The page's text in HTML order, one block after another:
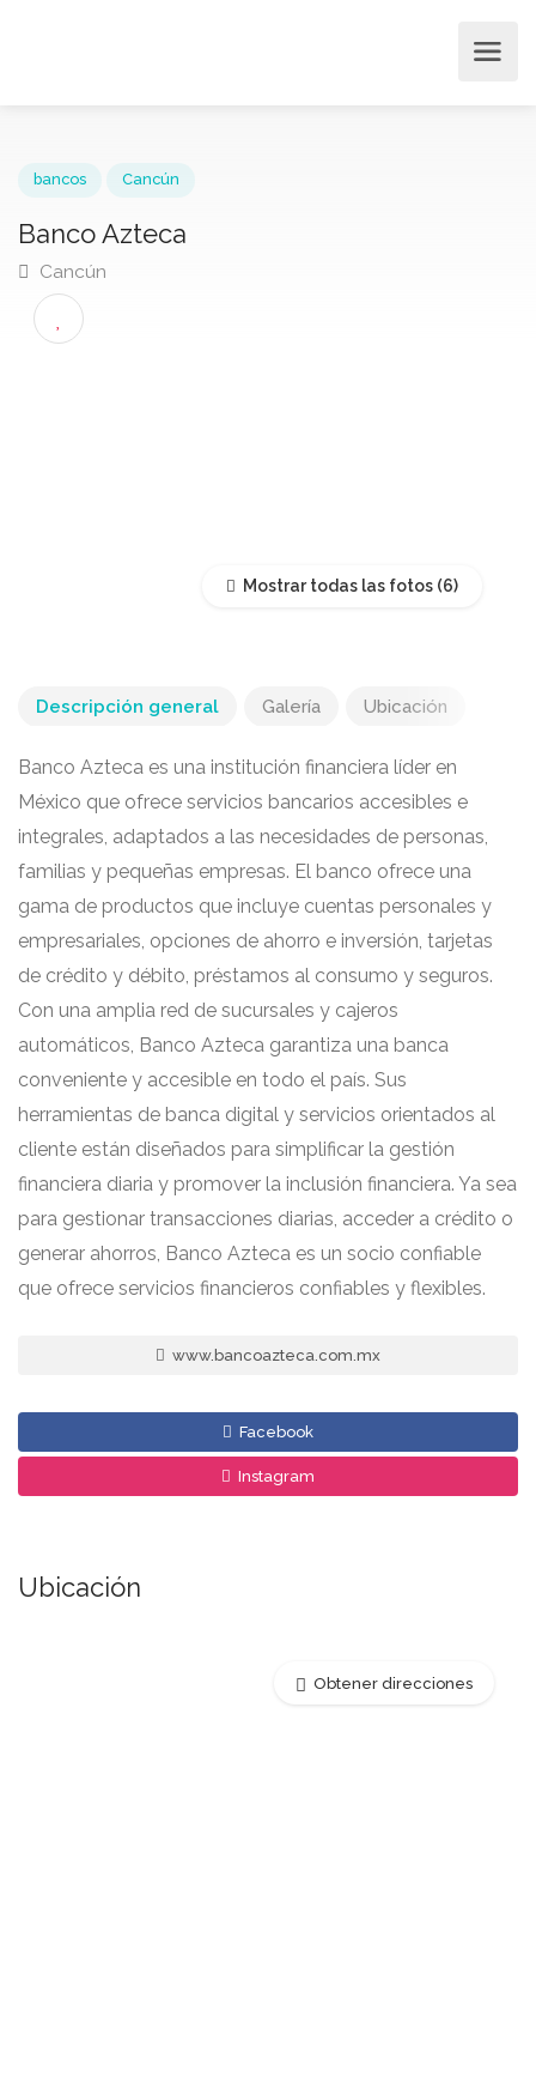
Banco Azteca
Cancún
Mostrar todas las fotos
Descripción general Galería Ubicación
Banco Azteca es una institución financiera líder en
México que ofrece servicios bancarios accesibles e
integrales, adaptados a las necesidades de personas,
familias y pequeñas empresas. El banco ofrece una
gama de productos que incluye cuentas personales y
empresariales, opciones de ahorro e inversión, tarjetas
de crédito y débito, préstamos al consumo y seguros.
Con una amplia red de sucursales y cajeros
automáticos, Banco Azteca garantiza una banca
conveniente y accesible en todo el país. Sus
herramientas de banca digital y servicios orientados al
cliente están diseñados para simplificar la gestión
financiera diaria y promover la inclusión financiera. Ya sea
para gestionar transacciones diarias, acceder a crédito o
generar ahorros, Banco Azteca es un socio confiable
que ofrece servicios financieros confiables y flexibles.
www.bancoazteca.com.mx
Facebook
Instagram
Ubicación
Obtener direcciones